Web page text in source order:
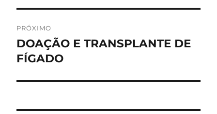
PRÓXIMO
Próximo
post:
DOAÇÃO E TRANSPLANTE DE
FÍGADO